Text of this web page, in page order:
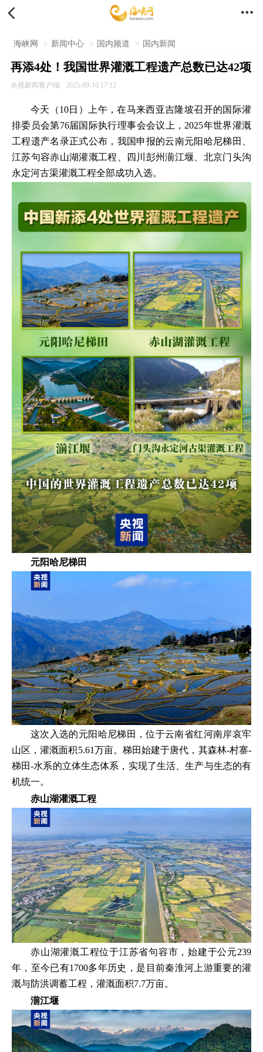
 
海峡网 > 新闻中心 > 国内频道 > 国内新闻
再添4处！我国世界灌溉工程遗产总数已达42项
央视新闻客户端 2025-09-10 17:12
今天（10日）上午，在马来西亚吉隆坡召开的国际灌
排委员会第76届国际执行理事会会议上，2025年世界灌溉
工程遗产名录正式公布，我国申报的云南元阳哈尼梯田、
江苏句容赤山湖灌溉工程、四川彭州湔江堰、北京门头沟
永定河古渠灌溉工程全部成功入选。
元阳哈尼梯田
这次入选的元阳哈尼梯田，位于云南省红河南岸哀牢
山区，灌溉面积5.61万亩。梯田始建于唐代，其森林-村寨-
梯田-水系的立体生态体系，实现了生活、生产与生态的有
机统一。
赤山湖灌溉工程
赤山湖灌溉工程位于江苏省句容市，始建于公元239
年，至今已有1700多年历史，是目前秦淮河上游重要的灌
溉与防洪调蓄工程，灌溉面积7.7万亩。
湔江堰